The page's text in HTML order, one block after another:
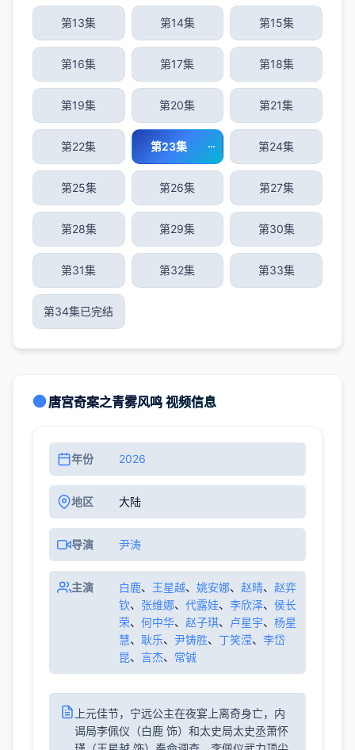
第13集 第14集 第15集
第16集 第17集 第18集
第19集 第20集 第21集
第22集 第23集 第24集
第25集 第26集 第27集
第28集 第29集 第30集
第31集 第32集 第33集
第34集已完结
唐宫奇案之青雾风鸣 视频信息
年份 2026
地区 大陆
导演 尹涛
主演 白鹿、 王星越、 姚安娜、 赵晴、 赵弈
钦、 张维娜、 代露娃、 李欣泽、 侯长
荣、 何中华、 赵子琪、 卢星宇、 杨星
慧、 耿乐、 尹铸胜、 丁笑滢、 李岱
昆、 言杰、 常铖
上元佳节，宁远公主在夜宴上离奇身亡，内
谒局李佩仪（白鹿 饰）和太史局太史丞萧怀